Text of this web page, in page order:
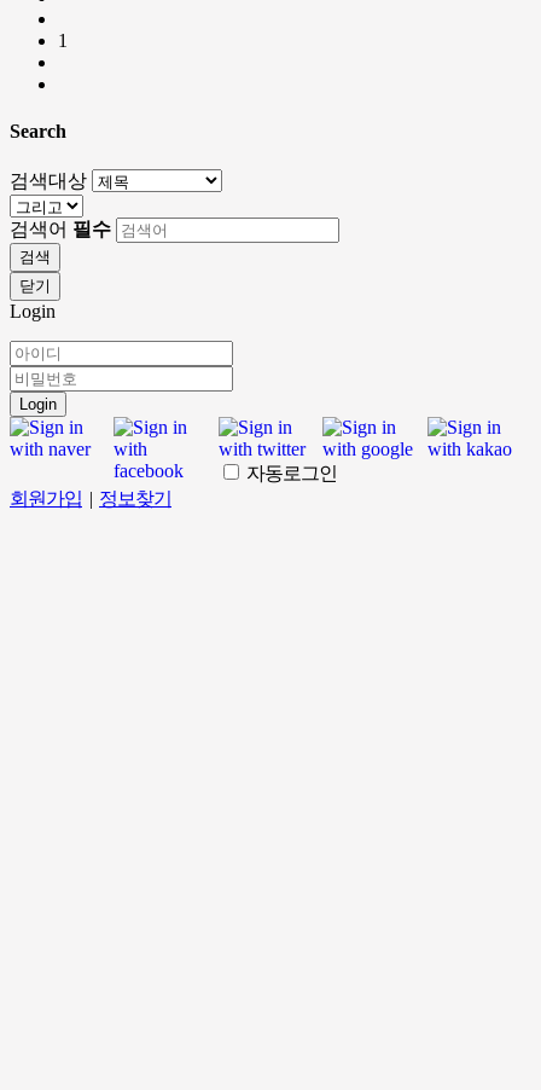
1
Search
검색대상
검색어 필수
검색
닫기
Login
Login
자동로그인
회원가입 | 정보찾기